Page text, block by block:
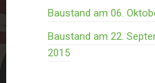
Baustand am 06.
Baustand am 22.
2015